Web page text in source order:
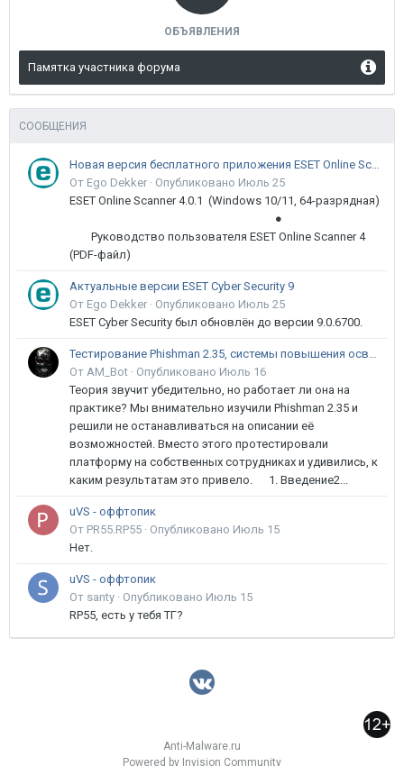
ОБЪЯВЛЕНИЯ
Памятка участника форума
СООБЩЕНИЯ
Новая версия бесплатного приложения ESET Online Scanner доступна пользователям
От Ego Dekker · Опубликовано Июль 25
ESET Online Scanner 4.0.1 (Windows 10/11, 64-разрядная)
●
Руководство пользователя ESET Online Scanner 4
(PDF-файл)
Актуальные версии ESET Cyber Security 9
От Ego Dekker · Опубликовано Июль 25
ESET Cyber Security был обновлён до версии 9.0.6700.
Тестирование Phishman 2.35, системы повышения осведомлённости пользователей в сфере ИБ
От AM_Bot · Опубликовано Июль 16
Теория звучит убедительно, но работает ли она на
практике? Мы внимательно изучили Phishman 2.35 и
решили не останавливаться на описании её
возможностей. Вместо этого протестировали
платформу на собственных сотрудниках и удивились, к
каким результатам это привело. 1. Введение2...
uVS - оффтопик
От PR55.RP55 · Опубликовано Июль 15
Нет.
uVS - оффтопик
От santy · Опубликовано Июль 15
RP55, есть у тебя ТГ?
Anti-Malware.ru
Powered by Invision Community